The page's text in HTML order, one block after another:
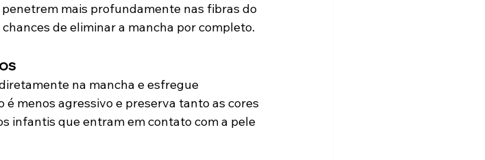
mais profundamente nas fibras do
de eliminar a mancha por completo.
na mancha e esfregue
é menos agressivo e preserva tanto as cores
infantis que entram em contato com a pele